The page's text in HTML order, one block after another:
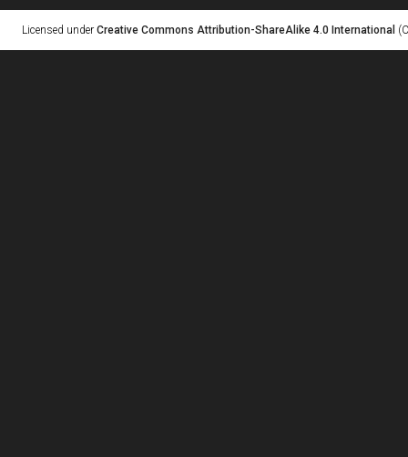
Licensed under Creative Commons Attribution-ShareAlike 4.0 International